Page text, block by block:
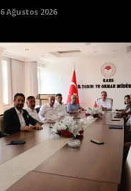
6 Ağustos 2026